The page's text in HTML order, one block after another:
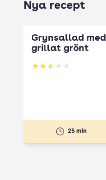
Nya recept
Grynsallad med
grillat grönt
Betyg: 2.5 av 5
25 min